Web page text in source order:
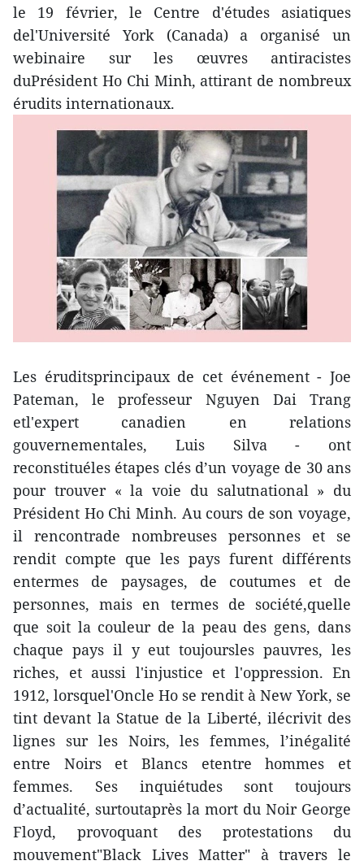
le 19 février, le Centre d'études asiatiques
del'Université York (Canada) a organisé un
webinaire sur les œuvres antiracistes
duPrésident Ho Chi Minh, attirant de nombreux
érudits internationaux.
Les éruditsprincipaux de cet événement - Joe
Pateman, le professeur Nguyen Dai Trang
etl'expert canadien en relations
gouvernementales, Luis Silva - ont
reconstituéles étapes clés d’un voyage de 30 ans
pour trouver « la voie du salutnational » du
Président Ho Chi Minh. Au cours de son voyage,
il rencontrade nombreuses personnes et se
rendit compte que les pays furent différents
entermes de paysages, de coutumes et de
personnes, mais en termes de société,quelle
que soit la couleur de la peau des gens, dans
chaque pays il y eut toujoursles pauvres, les
riches, et aussi l'injustice et l'oppression. En
1912, lorsquel'Oncle Ho se rendit à New York, se
tint devant la Statue de la Liberté, ilécrivit des
lignes sur les Noirs, les femmes, l’inégalité
entre Noirs et Blancs etentre hommes et
femmes. Ses inquiétudes sont toujours
d’actualité, surtoutaprès la mort du Noir George
Floyd, provoquant des protestations du
mouvement"Black Lives Matter" à travers le